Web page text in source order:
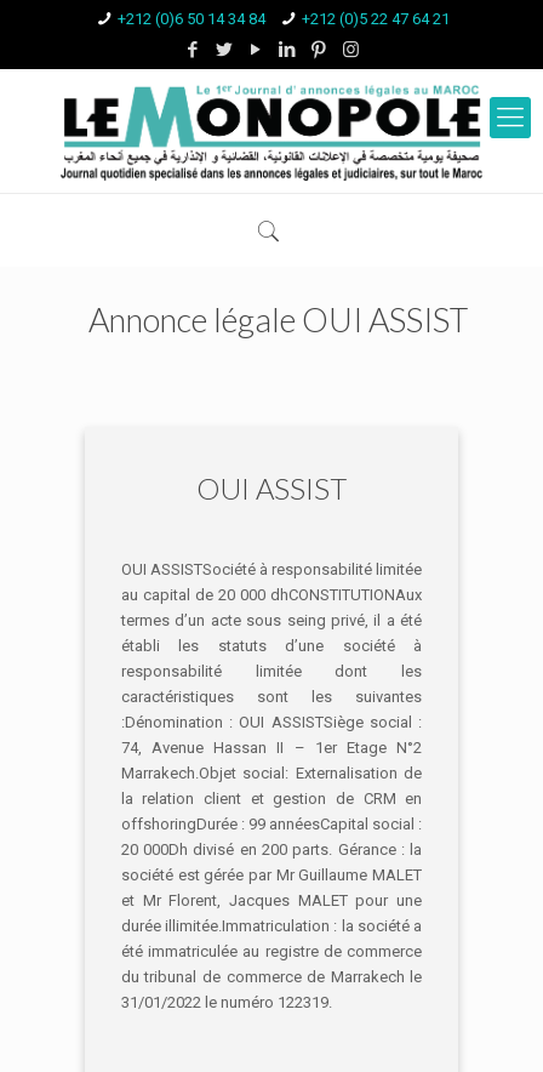
+212 (0)6 50 14 34 84 +212 (0)5 22 47 64 21
Annonce légale OUI ASSIST
OUI ASSIST
OUI ASSISTSociété à responsabilité limitée
au capital de 20 000 dhCONSTITUTIONAux
termes d’un acte sous seing privé, il a été
établi les statuts d’une société à
responsabilité limitée dont les
caractéristiques sont les suivantes
:Dénomination : OUI ASSISTSiège social :
74, Avenue Hassan II – 1er Etage N°2
Marrakech.Objet social: Externalisation de
la relation client et gestion de CRM en
offshoringDurée : 99 annéesCapital social :
20 000Dh divisé en 200 parts. Gérance : la
société est gérée par Mr Guillaume MALET
et Mr Florent, Jacques MALET pour une
durée illimitée.Immatriculation : la société a
été immatriculée au registre de commerce
du tribunal de commerce de Marrakech le
31/01/2022 le numéro 122319.